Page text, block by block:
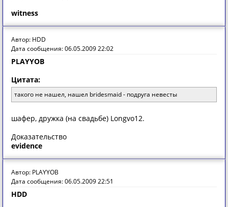
witness
Автор: HDD
Дата сообщения: 06.05.2009 22:02
PLAYYOB
Цитата:
такого не нашел, нашел bridesmaid - подруга невесты
шафер, дружка (на свадьбе) Longvo12.
Доказательство
evidence
Автор: PLAYYOB
Дата сообщения: 06.05.2009 22:51
HDD